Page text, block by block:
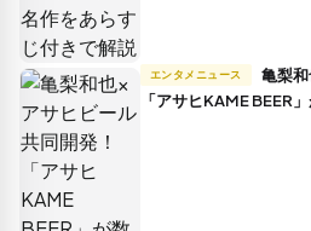
エンタメニュース
「アサヒKAME BEER